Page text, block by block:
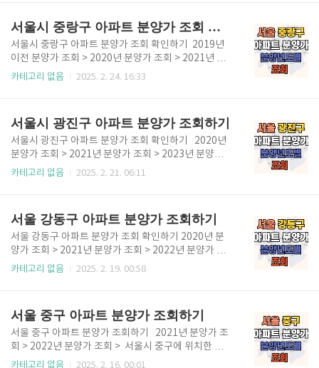
아르테포레..
더 기다려주세요. 2020년부터 분양한 아파트는 아래
표에 작성하였으니 확인하시기 바랍니다. ✅ 서울 성북
구 2020년도 이후 분양한 아파트 안내 2020년도 분양
한 성북구 아파트길음역 롯데캐슬 트윈골드2021년도
분양한 성북구 아파트해링턴플레이스 안암2022년도
분..
서울시 중랑구 아파트 분양가 조회 확인하기
서울시 중랑구 아파트 분양가 조회 확인하기 2019년
이전 분양가 조회 > 2020년 분양가 조회 > 2021년 분
양가 조회 > 2022년 분양가 조회 > 2023년 분양가 조
0년부터 분양한 아파트는 아래에 표로 정리하였습니
다. ✅ 서울 중랑구 2020년도 이후 분양한 아파트 안내
2020년도 분양한 중랑구 아파트 서울 양원 S2블록 행
복주택용마산 모아엘가 파크포레망우역 신원아침도시
2022년도 분양한 중랑구 아파트리버센 SK VIEW 롯데
..
카테고리 없음 2025. 2. 24. 16:33
서울시 광진구 아파트 분양가 조회하기
서울시 광진구 아파트 분양가 조회 확인하기 2020년
분양가 조회 > 2021년 분양가 조회 > 2023년 분양가
조회 > 2024년 분양가 조회 > 서울시 광진구에 위치한
위 버튼을 이용하시기 바랍니다. ✅ 서울 광진구 2020
년도 이후 분양한 아파트 안내 2020년도 서울 광진구
분양 아파트롯데캐슬 리버파크 시그니처(자양)2021년
도 서울 광진구 분양 아파트자양 하늘채 베르2023년도
서울 광진구 분양 아파트롯데캐슬 이스트폴2024년도
카테고리 없음 2025. 2. 21. 06:11
서울 강동구 아파트 분양가 조회하기
서울 강동구 아파트 분양가 조회 확인하기 2020년 분
양가 조회 > 2021년 분양가 조회 > 2022년 분양가 조
회 > 2023년 분양가 조회 > 2024년 분양가 조회 > 서
동구의 아파트 최초 분양가 정보입니다. 2019년도 이
전의 분양가는 추후 업데이트 될 예정이며 2020년도
이후 분양한 아파트는 아래 표를 참고하세요. ✅ 서울 강
동구 연도별 분양 아파트 정보 2020년도 강동구 분양
카테고리 없음 2025. 2. 19. 00:58
서울 중구 아파트 분양가 조회하기
서울 중구 아파트 분양가 조회하기 2021년 분양가 조
회 > 2022년 분양가 조회 > 서울시 중구에 위치한 아파
트의 최초 분양가를 찾아 정리했습니다. 2019년도 이
카테고리 없음 2025. 2. 16. 00:01